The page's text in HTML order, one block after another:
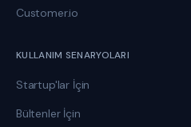
Customer.io
KULLANIM SENARYOLARI
Startup'lar İçin
Bültenler İçin